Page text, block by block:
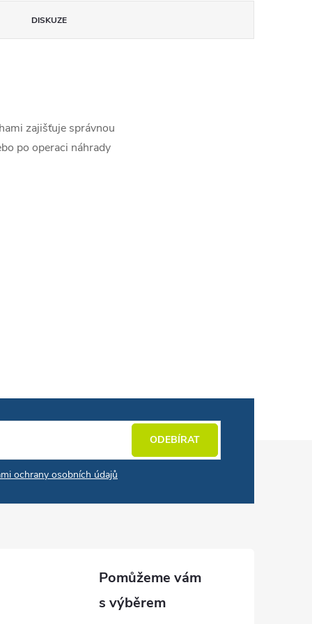
DISKUZE
zajišťuje správnou
po operaci náhrady
ochrany osobních údajů
ODEBÍRAT